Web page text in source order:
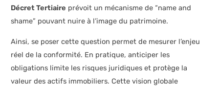
Décret Tertiaire prévoit un mécanisme de “name and
shame” pouvant nuire à l’image du patrimoine.
Ainsi, se poser cette question permet de mesurer l’enjeu
réel de la conformité. En pratique, anticiper les
obligations limite les risques juridiques et protège la
valeur des actifs immobiliers. Cette vision globale